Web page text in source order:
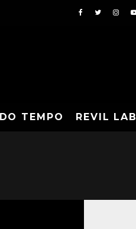
TEMPO REVIL LAB